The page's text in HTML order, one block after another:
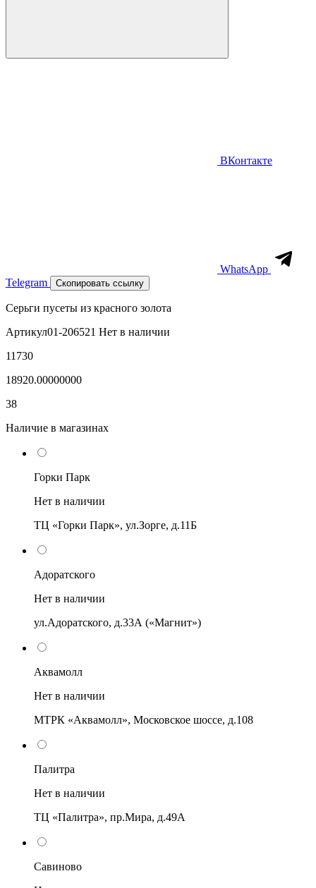
ВКонтакте
WhatsApp
Telegram
Скопировать ссылку
Серьги пусеты из красного золота
Артикул01-206521 Нет в наличии
11730
18920.00000000
38
Наличие в магазинах
Горки Парк
Нет в наличии
ТЦ «Горки Парк», ул.Зорге, д.11Б
Адоратского
Нет в наличии
ул.Адоратского, д.33А («Магнит»)
Аквамолл
Нет в наличии
МТРК «Аквамолл», Московское шоссе, д.108
Палитра
Нет в наличии
ТЦ «Палитра», пр.Мира, д.49А
Савиново